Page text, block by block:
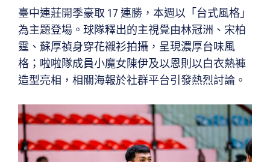
臺中連莊開季豪取 17 連勝，本週以「台式風格」
為主題登場。球隊釋出的主視覺由林冠洲、宋柏
霆、蘇厚禎身穿花襯衫拍攝，呈現濃厚台味風
格；啦啦隊成員小魔女陳伊及以恩則以白衣熱褲
造型亮相，相關海報於社群平台引發熱烈討論。